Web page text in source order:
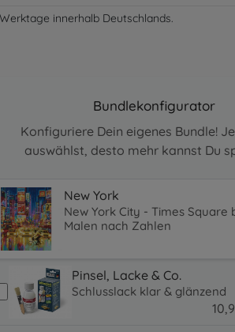
innerhalb Deutschlands.
Bundlekonfigurator
Konfiguriere Dein eigenes Bundle!
auswählst, desto mehr kannst Du
New York
New York City - Times Square
Malen nach Zahlen
Pinsel, Lacke & Co.
Schlusslack klar & glänzend
10,